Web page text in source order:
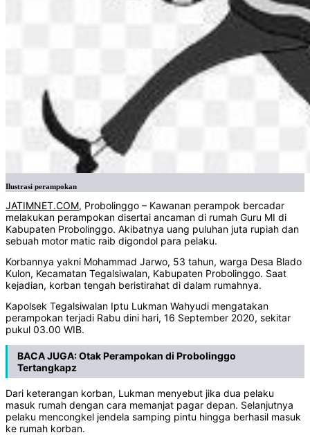
Ilustrasi perampokan
JATIMNET.COM, Probolinggo – Kawanan perampok bercadar
melakukan perampokan disertai ancaman di rumah Guru MI di
Kabupaten Probolinggo. Akibatnya uang puluhan juta rupiah dan
sebuah motor matic raib digondol para pelaku.
Korbannya yakni Mohammad Jarwo, 53 tahun, warga Desa Blado
Kulon, Kecamatan Tegalsiwalan, Kabupaten Probolinggo. Saat
kejadian, korban tengah beristirahat di dalam rumahnya.
Kapolsek Tegalsiwalan Iptu Lukman Wahyudi mengatakan
perampokan terjadi Rabu dini hari, 16 September 2020, sekitar
pukul 03.00 WIB.
BACA JUGA:Otak Perampokan di Probolinggo
Tertangkapz
Dari keterangan korban, Lukman menyebut jika dua pelaku
masuk rumah dengan cara memanjat pagar depan. Selanjutnya
pelaku mencongkel jendela samping pintu hingga berhasil masuk
ke rumah korban.